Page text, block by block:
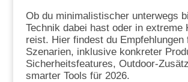
Ob du minimalistischer unterwegs
Technik dabei hast oder in extreme
reist. Hier findest du Empfehlungen
Szenarien, inklusive konkreter
Sicherheitsfeatures, Outdoor-
smarter Tools für 2026.